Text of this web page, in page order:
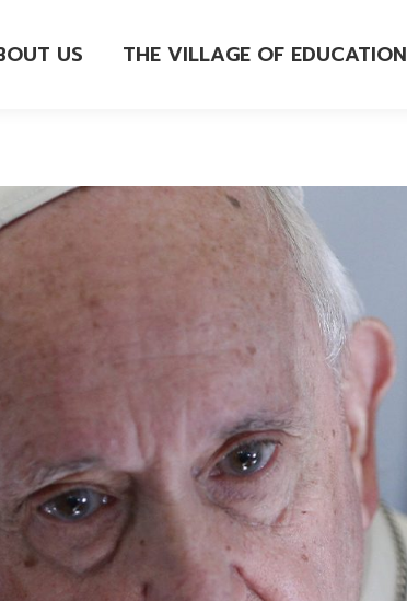
US THE VILLAGE OF EDUCATION